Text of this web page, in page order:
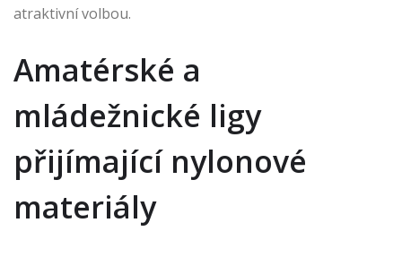
atraktivní volbou.
Amatérské a
mládežnické ligy
přijímající nylonové
materiály